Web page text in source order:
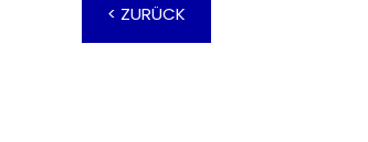
< ZURÜCK